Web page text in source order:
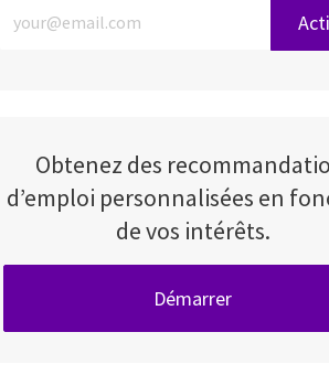
Obtenez des
d’emploi personnalisées en
de vos intérêts.
Démarrer